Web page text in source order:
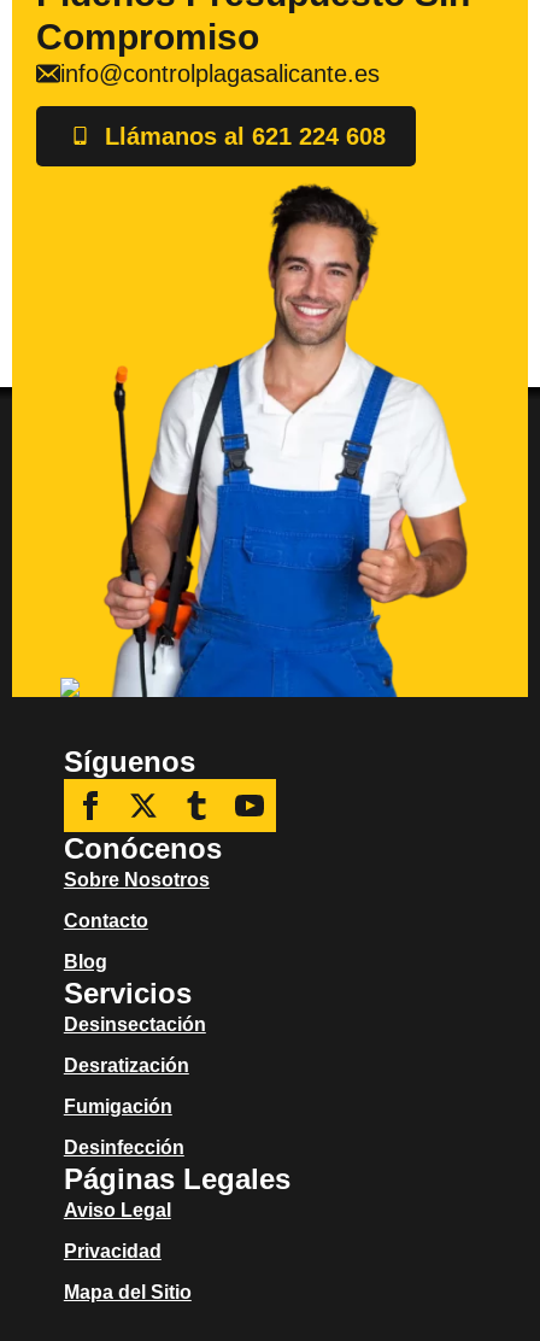
Compromiso
info@controlplagasalicante.es
Llámanos al 621 224 608
Síguenos
Conócenos
Sobre Nosotros
Contacto
Blog
Servicios
Desinsectación
Desratización
Fumigación
Desinfección
Páginas Legales
Aviso Legal
Privacidad
Mapa del Sitio